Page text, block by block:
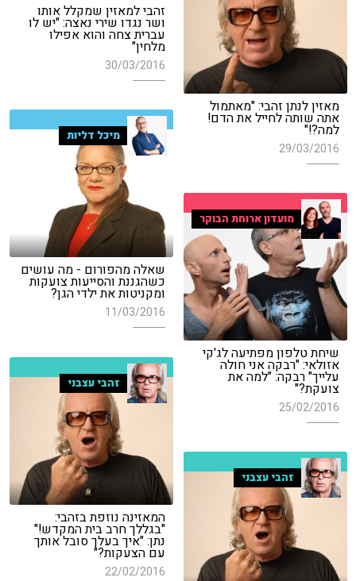
זהבי למאזין שמקלל אותו
ושר נגדו שירי נאצה: "יש לו
עברית צחה והוא אפילו
מלחין"
30/03/2016
מאזין לנתן זהבי: "מאתמול
אתה שותה לחייל את הדם!
למה?!"
29/03/2016
מיכל דליות
שאלה מהפורום - מה עושים
כשהגננת והסייעות צועקות
ומקניטות את ילדי הגן?
11/03/2016
מועדון ארוחת הבוקר
שיחת טלפון מפתיעה לג'קי
אזולאי: "רבקה אני חולה
עלייך" רבקה: "למה את
צועקת?"
25/02/2016
זהבי עצבני
המאזינה נוזפת בזהבי:
"בגללך חרב בית המקדש!"
נתן: "איך בעלך סובל אותך
עם הצעקות?"
22/02/2016
זהבי עצבני